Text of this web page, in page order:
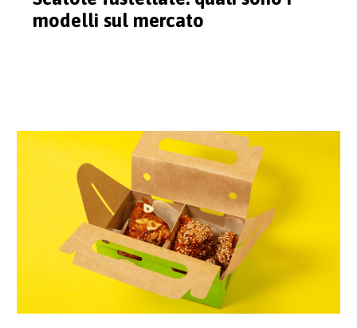
modelli sul mercato